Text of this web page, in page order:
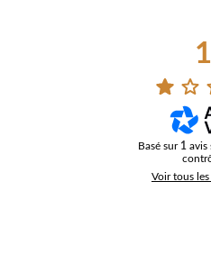
Basé sur 1 avis
Voir tous